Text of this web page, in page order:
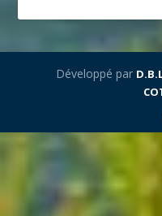
Développé par